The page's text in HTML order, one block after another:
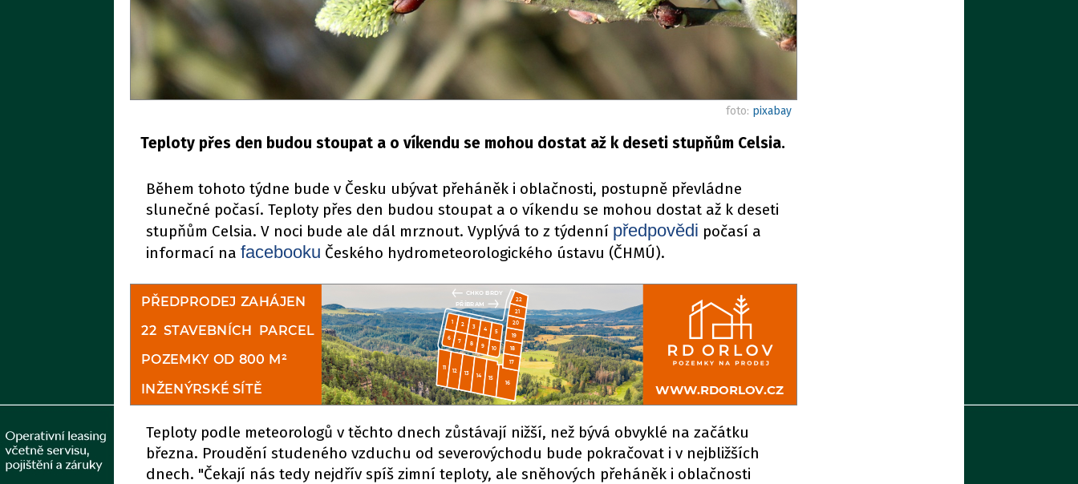
foto: pixabay
Teploty přes den budou stoupat a o víkendu se mohou dostat až k deseti stupňům Celsia.
Během tohoto týdne bude v Česku ubývat přeháněk i oblačnosti, postupně převládne
slunečné počasí. Teploty přes den budou stoupat a o víkendu se mohou dostat až k deseti
stupňům Celsia. V noci bude ale dál mrznout. Vyplývá to z týdenní předpovědi počasí a
informací na facebooku Českého hydrometeorologického ústavu (ČHMÚ).
Teploty podle meteorologů v těchto dnech zůstávají nižší, než bývá obvyklé na začátku
března. Proudění studeného vzduchu od severovýchodu bude pokračovat i v nejbližších
dnech. "Čekají nás tedy nejdřív spíš zimní teploty, ale sněhových přeháněk i oblačnosti